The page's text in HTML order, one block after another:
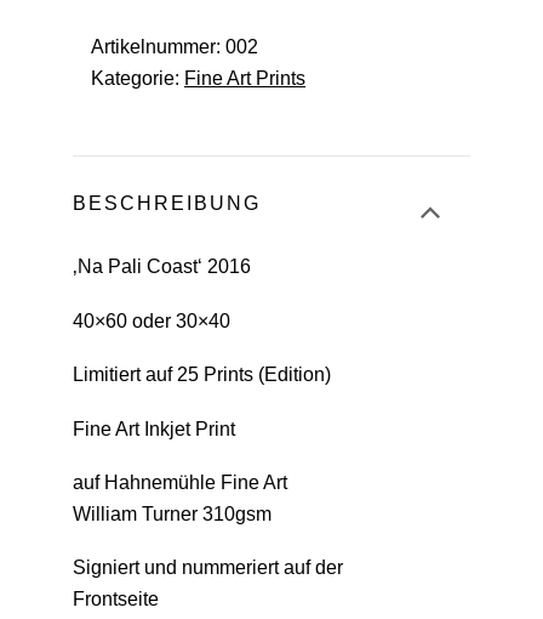
Artikelnummer: 002
Kategorie: Fine Art Prints
BESCHREIBUNG
‚Na Pali Coast‘ 2016
40×60 oder 30×40
Limitiert auf 25 Prints (Edition)
Fine Art Inkjet Print
auf Hahnemühle Fine Art
William Turner 310gsm
Signiert und nummeriert auf der
Frontseite